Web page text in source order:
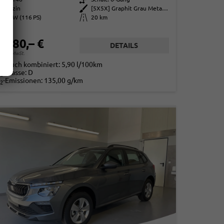
Benzin Außenfarbe
[5X5X] Graphit Grau Metallic
85 kW (116 PS) Kilometerstand 20 km
€
19% MwSt.
DETAILS
kombiniert: 5,90 l/100km
-Klasse: D
2-Emissionen: 135,00 g/km